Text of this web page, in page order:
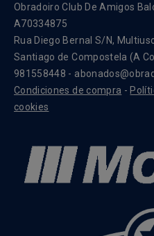
Obradoiro Club De Amigos
A70334875
Rua Diego Bernal S/N,
Santiago de Compostela (A
981558448 -
Condiciones de compra -
cookies